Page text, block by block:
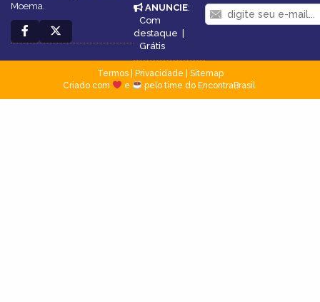
Moema.
ANUNCIE:
Com
destaque
Grátis
Termos| Privacidade
Sitemap
Criado com
e pelo time do EncontraBrasil